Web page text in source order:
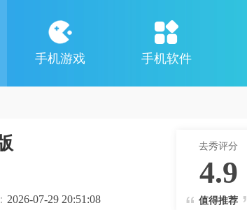
手机游戏 手机软件
2026-07-29 20:51:08
去秀评分
4.9
值得推荐